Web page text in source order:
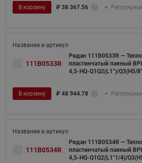
В корзину ₽ 38 367.56
111B0533R
Ридан 111B0533R —
пластинчатый паяный
4,5-HQ-Q1Q2(L1")/Q3(H5/
В корзину ₽ 48 944.78
111B0534R
Ридан 111B0534R —
пластинчатый паяный
4,5-HQ-Q1Q2(L1"1/4)/